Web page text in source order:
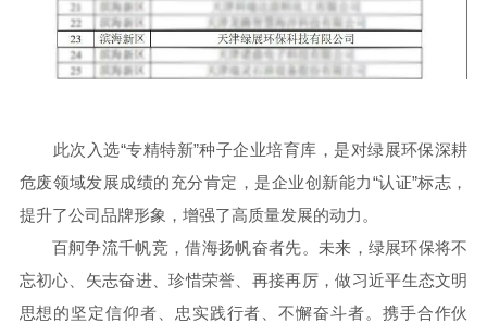
此次入选“专精特新”种子企业培育库，是对绿展环保深耕
危废领域发展成绩的充分肯定，是企业创新能力“认证”标志，
提升了公司品牌形象，增强了高质量发展的动力。
百舸争流千帆竞，借海扬帆奋者先。未来，绿展环保将不
忘初心、矢志奋进、珍惜荣誉、再接再厉，做习近平生态文明
思想的坚定信仰者、忠实践行者、不懈奋斗者。携手合作伙